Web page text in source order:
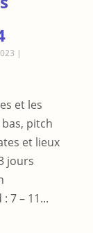
|
et les
pitch
et lieux
jours
7 – 11...